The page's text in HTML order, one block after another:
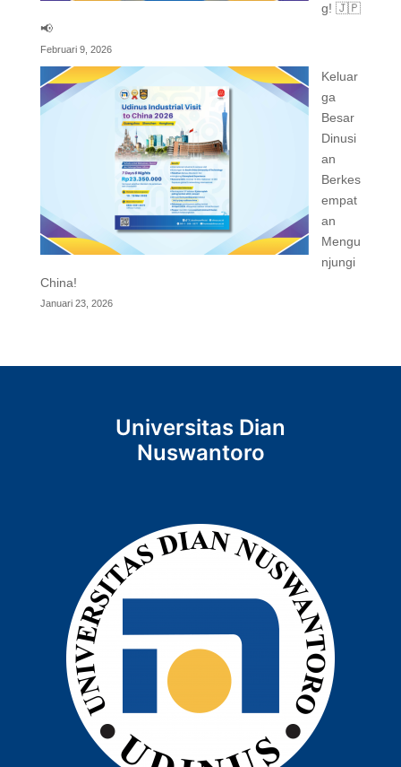
g! 🇯🇵
📢
Februari 9, 2026
Keluar
ga
Besar
Dinusi
an
Berkes
empat
an
Mengu
njungi
China!
Januari 23, 2026
Universitas Dian
Nuswantoro